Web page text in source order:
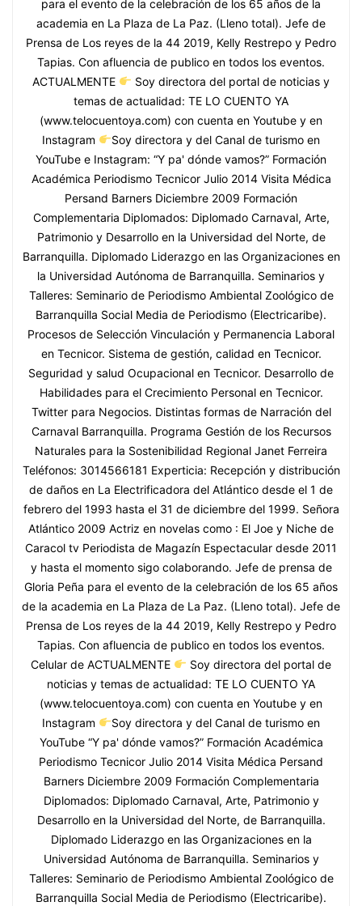
para el evento de la celebración de los 65 años de la
academia en La Plaza de La Paz. (Lleno total). Jefe de
Prensa de Los reyes de la 44 2019, Kelly Restrepo y Pedro
Tapias. Con afluencia de publico en todos los eventos.
ACTUALMENTE
Soy directora del portal de noticias y
temas de actualidad: TE LO CUENTO YA
(www.telocuentoya.com) con cuenta en Youtube y en
Instagram
Soy directora y del Canal de turismo en
YouTube e Instagram: “Y pa' dónde vamos?” Formación
Académica Periodismo Tecnicor Julio 2014 Visita Médica
Persand Barners Diciembre 2009 Formación
Complementaria Diplomados: Diplomado Carnaval, Arte,
Patrimonio y Desarrollo en la Universidad del Norte, de
Barranquilla. Diplomado Liderazgo en las Organizaciones en
la Universidad Autónoma de Barranquilla. Seminarios y
Talleres: Seminario de Periodismo Ambiental Zoológico de
Barranquilla Social Media de Periodismo (Electricaribe).
Procesos de Selección Vinculación y Permanencia Laboral
en Tecnicor. Sistema de gestión, calidad en Tecnicor.
Seguridad y salud Ocupacional en Tecnicor. Desarrollo de
Habilidades para el Crecimiento Personal en Tecnicor.
Twitter para Negocios. Distintas formas de Narración del
Carnaval Barranquilla. Programa Gestión de los Recursos
Naturales para la Sostenibilidad Regional Janet Ferreira
Teléfonos: 3014566181 Experticia: Recepción y distribución
de daños en La Electrificadora del Atlántico desde el 1 de
febrero del 1993 hasta el 31 de diciembre del 1999. Señora
Atlántico 2009 Actriz en novelas como : El Joe y Niche de
Caracol tv Periodista de Magazín Espectacular desde 2011
y hasta el momento sigo colaborando. Jefe de prensa de
Gloria Peña para el evento de la celebración de los 65 años
de la academia en La Plaza de La Paz. (Lleno total). Jefe de
Prensa de Los reyes de la 44 2019, Kelly Restrepo y Pedro
Tapias. Con afluencia de publico en todos los eventos.
Celular de ACTUALMENTE
Soy directora del portal de
noticias y temas de actualidad: TE LO CUENTO YA
(www.telocuentoya.com) con cuenta en Youtube y en
Instagram
Soy directora y del Canal de turismo en
YouTube “Y pa' dónde vamos?” Formación Académica
Periodismo Tecnicor Julio 2014 Visita Médica Persand
Barners Diciembre 2009 Formación Complementaria
Diplomados: Diplomado Carnaval, Arte, Patrimonio y
Desarrollo en la Universidad del Norte, de Barranquilla.
Diplomado Liderazgo en las Organizaciones en la
Universidad Autónoma de Barranquilla. Seminarios y
Talleres: Seminario de Periodismo Ambiental Zoológico de
Barranquilla Social Media de Periodismo (Electricaribe).